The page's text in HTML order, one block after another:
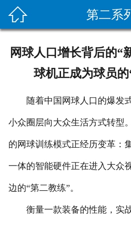
 第二系
网球人口增长背后的“
球机正成为球员
随着中国网球人口的爆发
小众圈层向大众生活方式转型
的网球训练模式正经历变革：
一体的智能硬件正在进入大众
边的“第二教练”。
衡量一款装备的性能，实战